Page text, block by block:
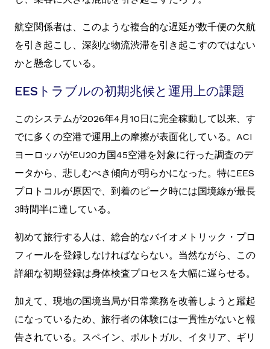
航空関係者は、このような複合的な遅延が数千便の欠航
を引き起こし、深刻な物流渋滞を引き起こすのではない
かと懸念している。
EESトラブルの初期兆候と運用上の課題
このシステムが2026年4月10日に完全稼動して以来、す
でに多くの空港で運用上の摩擦が表面化している。ACI
ヨーロッパがEU20カ国45空港を対象に行った調査のデ
ータから、悲しむべき傾向が明らかになった。特にEES
プロトコルが原因で、到着のピーク時には国境線が最長
3時間半に達している。
初めて旅行する人は、総合的なバイオメトリック・プロ
フィールを登録しなければならない。当然ながら、この
詳細な初期登録は身体検査プロセスを大幅に遅らせる。
加えて、現地の国境当局が日常業務を改善しようと躍起
になっているため、旅行者の体験には一貫性がないと報
告されている。スペイン、ポルトガル、イタリア、ギリ